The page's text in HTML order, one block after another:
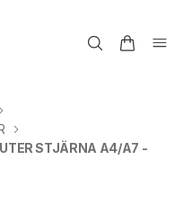
STJÄRNA A4/A7 -